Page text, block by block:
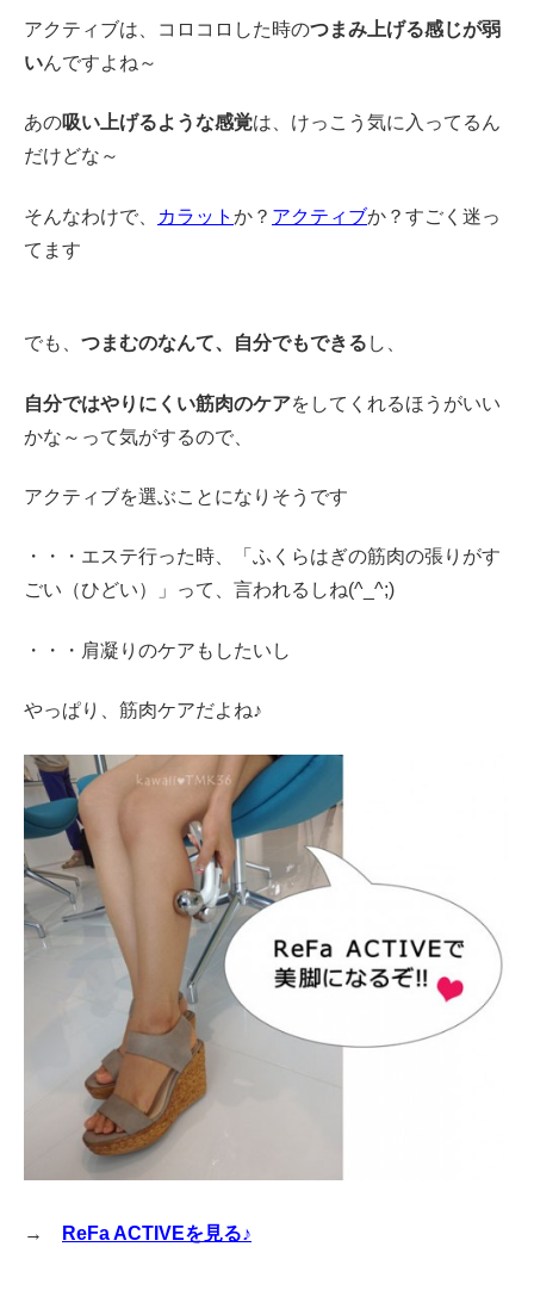
アクティブは、コロコロした時のつまみ上げる感じが弱
いんですよね～
あの吸い上げるような感覚は、けっこう気に入ってるん
だけどな～
そんなわけで、 カラット か？ アクティブか？すごく迷っ
てます
でも、 つまむのなんて、自分でもできる し、
自分ではやりにくい筋肉のケアをしてくれるほうがいい
かな～って気がするので、
アクティブを選ぶことになりそうです
・・・エステ行った時、「ふくらはぎの筋肉の張りがす
ごい（ひどい）」って、言われるしね(^_^;)
・・・肩凝りのケアもしたいし
やっぱり、筋肉ケアだよね♪
→ ReFa ACTIVEを見る♪